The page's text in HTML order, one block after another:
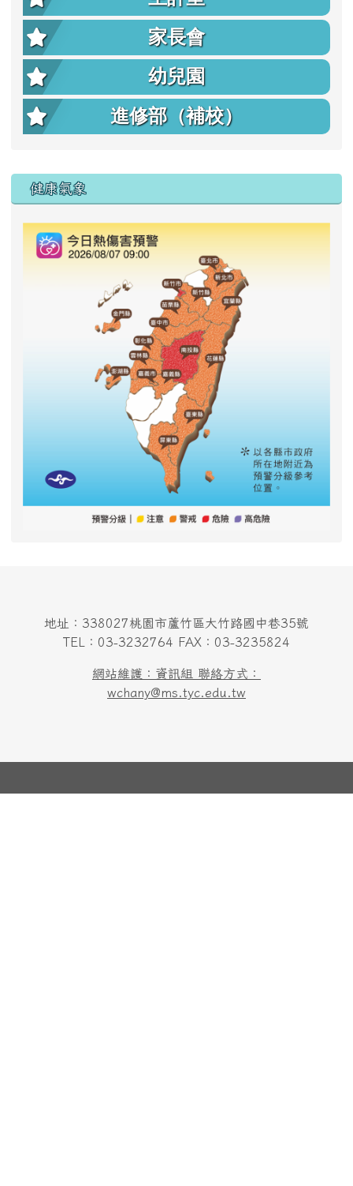
家長會
幼兒園
進修部（補校）
右邊區域內容
健康氣象
地址：338027桃園市蘆竹區大竹路國中巷35號
TEL：03-3232764 FAX：03-3235824
網站維護：資訊組 聯絡方式：
wchany@ms.tyc.edu.tw